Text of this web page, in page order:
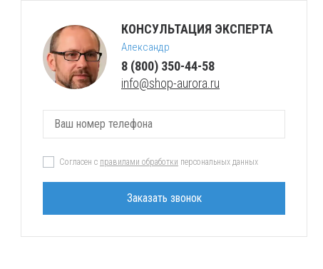
КОНСУЛЬТАЦИЯ ЭКСПЕРТА
Александр
8 (800) 350-44-58
info@shop-aurora.ru
Согласен с правилами обработки персональных данных
Заказать звонок